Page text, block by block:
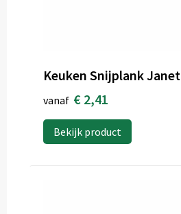
Keuken Snijplank Janet
vanaf € 2,41
Bekijk product